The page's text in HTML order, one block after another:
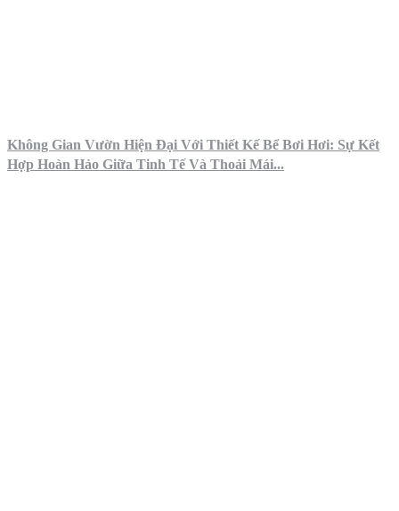
Không Gian Vườn Hiện Đại Với Thiết Kế Bể Bơi Hơi: Sự Kết
Hợp Hoàn Hảo Giữa Tinh Tế Và Thoải Mái...